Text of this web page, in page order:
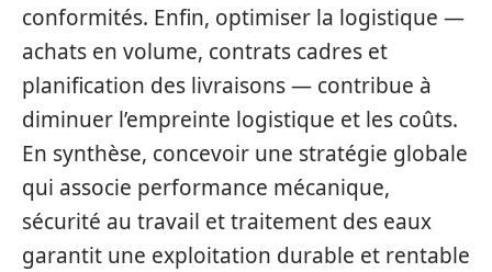
conformités. Enfin, optimiser la logistique —
achats en volume, contrats cadres et
planification des livraisons — contribue à
diminuer l’empreinte logistique et les coûts.
En synthèse, concevoir une stratégie globale
qui associe performance mécanique,
sécurité au travail et traitement des eaux
garantit une exploitation durable et rentable